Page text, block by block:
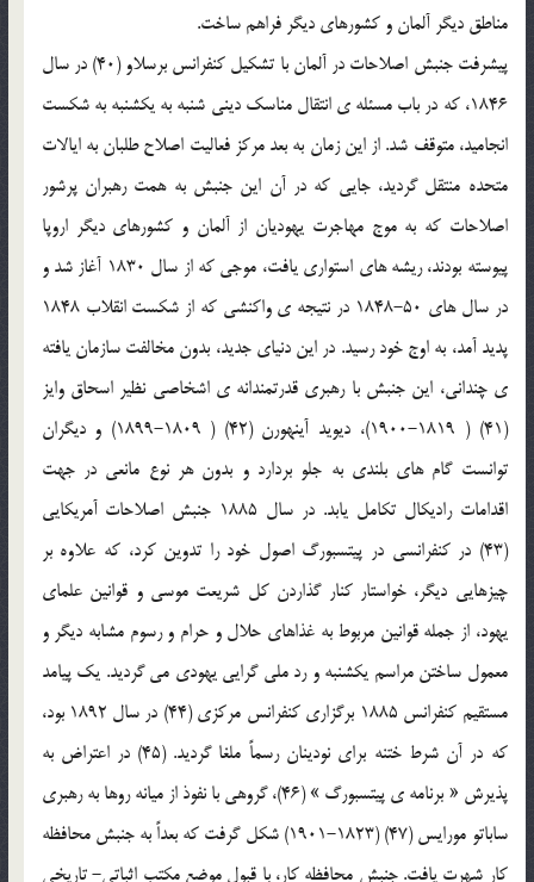
مناطق ديگر آلمان و كشورهاي ديگر فراهم ساخت.
پيشرفت جنبش اصلاحات در آلمان با تشكيل كنفرانس برسلاو (40) در سال
1846، كه در باب مسئله ي انتقال مناسك ديني شنبه به يكشنبه به شكست
انجاميد، متوقف شد. از اين زمان به بعد مركز فعاليت اصلاح طلبان به ايالات
متحده منتقل گرديد، جايي كه در آن اين جنبش به همت رهبران پرشور
اصلاحات كه به موج مهاجرت يهوديان از آلمان و كشورهاي ديگر اروپا
پيوسته بودند، ريشه هاي استواري يافت، موجي كه از سال 1830 آغاز شد و
در سال هاي 50-1848 در نتيجه ي واكنشي كه از شكست انقلاب 1848
پديد آمد، به اوج خود رسيد. در اين دنياي جديد، بدون مخالفت سازمان يافته
ي چنداني، اين جنبش با رهبري قدرتمندانه ي اشخاصي نظير اسحاق وايز
(41) ( 1819-1900)، ديويد آينهورن (42) ( 1809-1899) و ديگران
توانست گام هاي بلندي به جلو بردارد و بدون هر نوع مانعي در جهت
اقدامات راديكال تكامل يابد. در سال 1885 جنبش اصلاحات آمريكايي
(43) در كنفرانسي در پيتسبورگ اصول خود را تدوين كرد، كه علاوه بر
چيزهايي ديگر، خواستار كنار گذاردن كل شريعت موسي و قوانين علماي
يهود، از جمله قوانين مربوط به غذاهاي حلال و حرام و رسوم مشابه ديگر و
معمول ساختن مراسم يكشنبه و رد ملي گرايي يهودي مي گرديد. يك پيامد
مستقيم كنفرانس 1885 برگزاري كنفرانس مركزي (44) در سال 1892 بود،
كه در آن شرط ختنه براي نودينان رسماً ملغا گرديد. ‌(45) در اعتراض به
پذيرش « برنامه ي پيتسبورگ » (46)، گروهي با نفوذ از ميانه روها به رهبري
ساباتو مورايس (47) (1823-1901) شكل گرفت كه بعداً به جنبش محافظه
كار شهرت يافت. جنبش محافظه كار، با قبول موضع مكتب اثباتي- تاريخي